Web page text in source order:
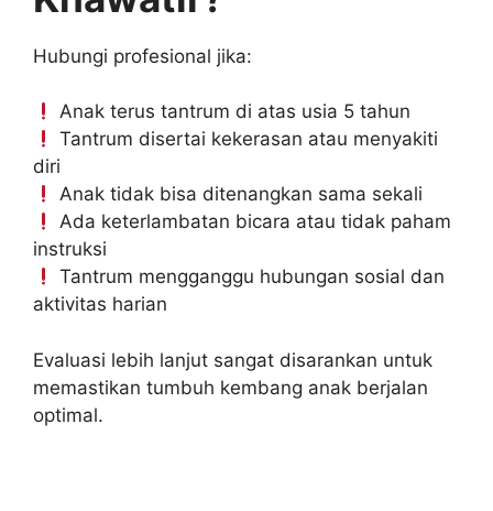
Hubungi profesional jika:
Anak terus tantrum di atas usia 5 tahun
Tantrum disertai kekerasan atau menyakiti
diri
Anak tidak bisa ditenangkan sama sekali
Ada keterlambatan bicara atau tidak paham
instruksi
Tantrum mengganggu hubungan sosial dan
aktivitas harian
Evaluasi lebih lanjut sangat disarankan untuk
memastikan tumbuh kembang anak berjalan
optimal.